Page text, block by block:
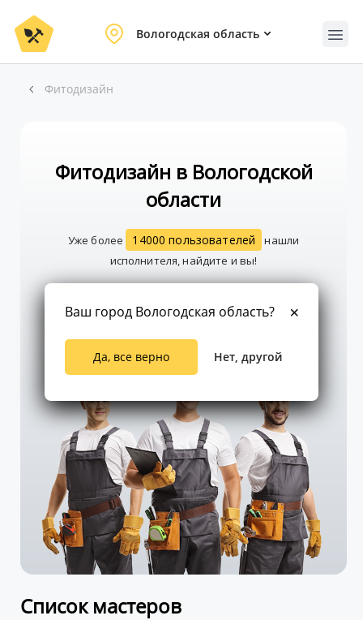
Вологодская область
Фитодизайн
Фитодизайн в Вологодской
области
Уже более 14000 пользователей
нашли
исполнителя, найдите и вы!
Создать заказ
Список мастеров
Ваш город Вологодская область?
Да, все верно Нет, другой